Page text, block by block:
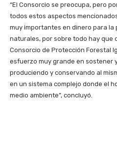
“El Consorcio se preocupa, pero
todos estos aspectos
muy importantes en dinero para la
naturales, por sobre todo hay que
Consorcio de Protección Forestal
esfuerzo muy grande en sostener
produciendo y conservando al
en un sistema complejo donde el
medio ambiente”, concluyó.